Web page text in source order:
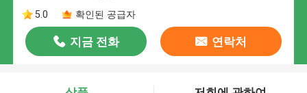
5.0
확인된 공급자
지금 전화 연락처